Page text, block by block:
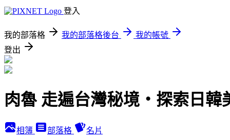
登入
我的部落格 我的部落格後台
我的帳號
登出
肉魯 走遍台灣秘境・探索日韓
相簿 部落格 名片